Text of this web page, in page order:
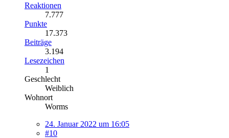
Reaktionen
7.777
Punkte
17.373
Beiträge
3.194
Lesezeichen
1
Geschlecht
Weiblich
Wohnort
Worms
24. Januar 2022 um 16:05
#10